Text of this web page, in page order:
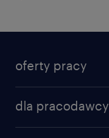
oferty pracy
specjalizacje
dla pracodawcy